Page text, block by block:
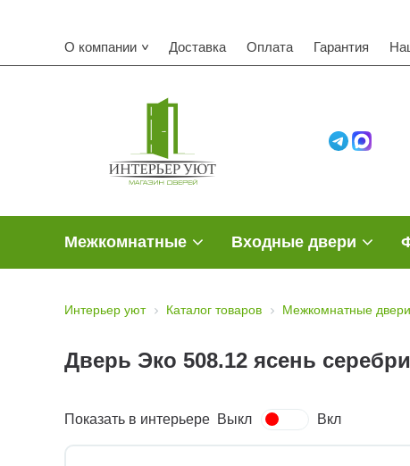
О компании Доставка Оплата Гарантия
Межкомнатные Входные двери
Интерьер уют Каталог товаров Межкомнатные
Дверь Эко 508.12 ясень
Показать в интерьере Выкл Вкл